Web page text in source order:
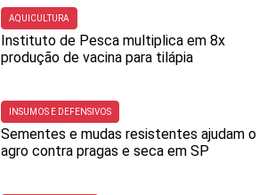
AQUICULTURA
Instituto de Pesca multiplica em 8x
produção de vacina para tilápia
INSUMOS E DEFENSIVOS
Sementes e mudas resistentes ajudam o
agro contra pragas e seca em SP